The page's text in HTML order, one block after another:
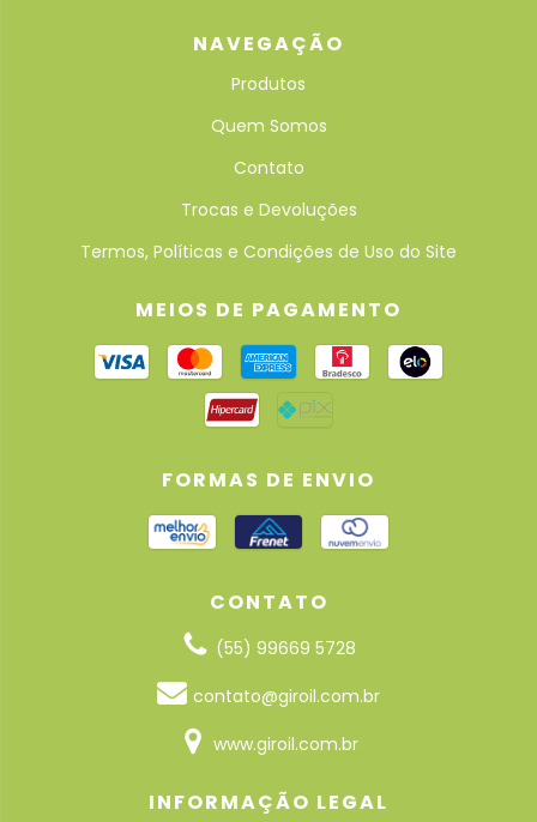
NAVEGAÇÃO
Produtos
Quem Somos
Contato
Trocas e Devoluções
Termos, Políticas e Condições de Uso do Site
MEIOS DE PAGAMENTO
FORMAS DE ENVIO
CONTATO
(55) 99669 5728
contato@giroil.com.br
www.giroil.com.br
INFORMAÇÃO LEGAL